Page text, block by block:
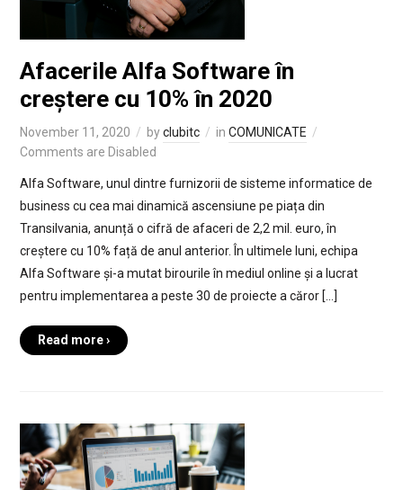
Afacerile Alfa Software în
creștere cu 10% în 2020
November 11, 2020 byclubitc in COMUNICATE
Comments are Disabled
Alfa Software, unul dintre furnizorii de sisteme informatice de
business cu cea mai dinamică ascensiune pe piața din
Transilvania, anunță o cifră de afaceri de 2,2 mil. euro, în
creștere cu 10% față de anul anterior. În ultimele luni, echipa
Alfa Software și-a mutat birourile în mediul online și a lucrat
pentru implementarea a peste 30 de proiecte a căror […]
Read more ›